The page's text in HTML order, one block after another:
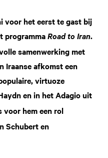
voor het eerst te gast bij
programma Road to Iran.
samenwerking met
Iraanse afkomst een
virtuoze
en in het Adagio uit
voor hem een rol
Schubert en
Inzoomen